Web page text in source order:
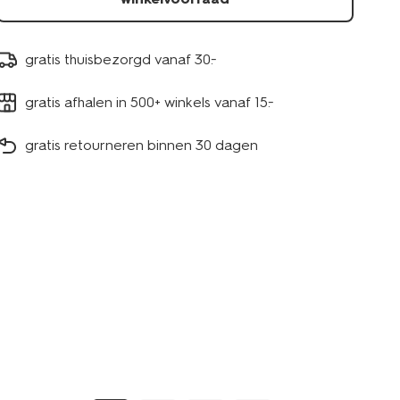
gratis thuisbezorgd vanaf 30.-
gratis afhalen in 500+ winkels vanaf 15.-
gratis retourneren binnen 30 dagen